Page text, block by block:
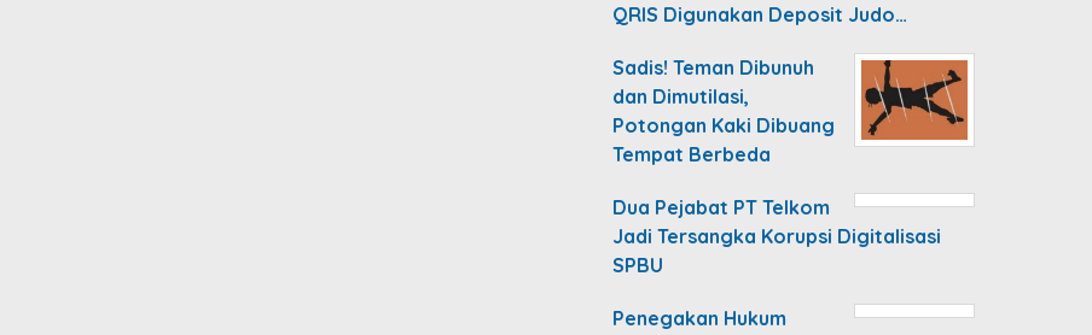
QRIS Digunakan Deposit Judo…
Sadis! Teman Dibunuh
dan Dimutilasi,
Potongan Kaki Dibuang
Tempat Berbeda
Dua Pejabat PT Telkom
Jadi Tersangka Korupsi Digitalisasi
SPBU
Penegakan Hukum